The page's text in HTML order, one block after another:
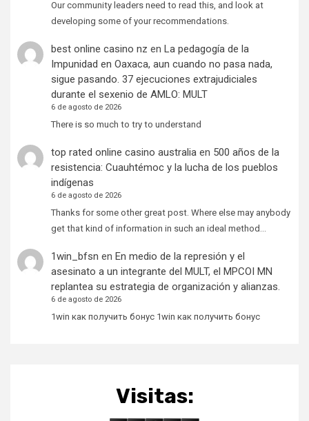
Our community leaders need to read this, and look at
developing some of your recommendations.
best online casino nz en La pedagogía de la
Impunidad en Oaxaca, aun cuando no pasa nada,
sigue pasando. 37 ejecuciones extrajudiciales
durante el sexenio de AMLO: MULT
6 de agosto de 2026
There is so much to try to understand
top rated online casino australiaen 500 años de la
resistencia: Cuauhtémoc y la lucha de los pueblos
indígenas
6 de agosto de 2026
Thanks for some other great post. Where else may anybody
get that kind of information in such an ideal method…
1win_bfsn en En medio de la represión y el
asesinato a un integrante del MULT, el MPCOI MN
replantea su estrategia de organización y alianzas.
6 de agosto de 2026
1win как получить бонус 1win как получить бонус
Visitas: